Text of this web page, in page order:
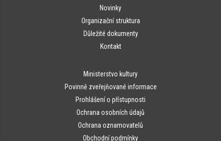
Novinky
Organizační struktura
Důležité dokumenty
Kontakt
Ministerstvo kultury
Povinně zveřejňované informace
Prohlášení o přístupnosti
Ochrana osobních údajů
Ochrana oznamovatelů
Obchodní podmínky